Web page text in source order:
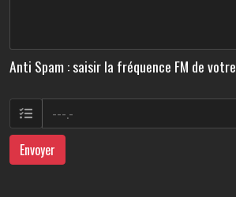
Anti Spam : saisir la fréquence FM de
Envoyer